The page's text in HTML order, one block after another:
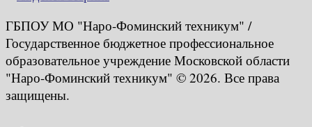
ГБПОУ МО "Наро-Фоминский техникум" /
Государственное бюджетное профессиональное
образовательное учреждение Московской области
"Наро-Фоминский техникум" © 2026. Все права
защищены.